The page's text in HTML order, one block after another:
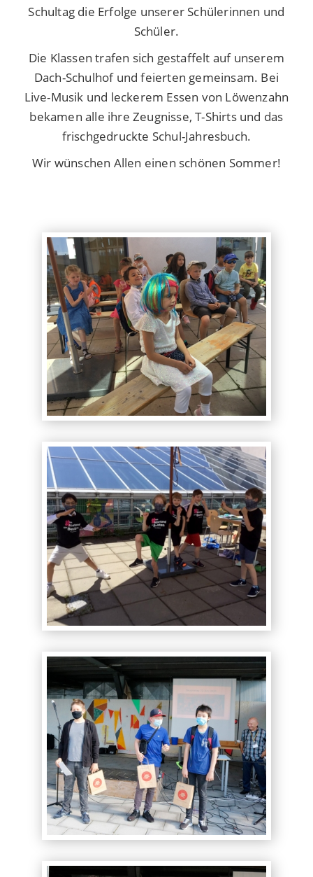
Schultag die Erfolge unserer Schülerinnen und
Schüler.
Die Klassen trafen sich gestaffelt auf unserem
Dach-Schulhof und feierten gemeinsam. Bei
Live-Musik und leckerem Essen von Löwenzahn
bekamen alle ihre Zeugnisse, T-Shirts und das
frischgedruckte Schul-Jahresbuch.
Wir wünschen Allen einen schönen Sommer!